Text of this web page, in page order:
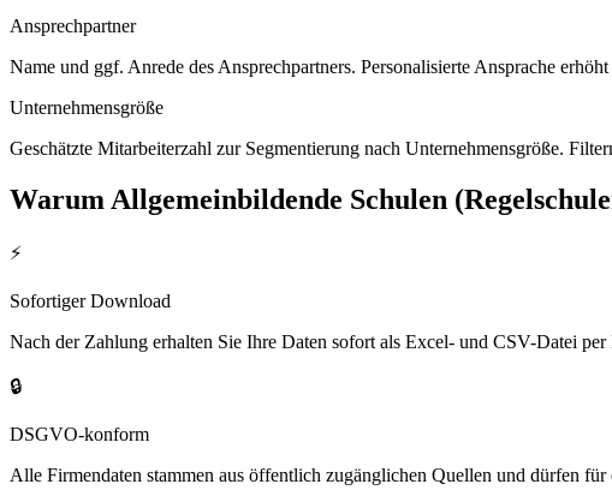
Ansprechpartner
Name und ggf. Anrede des Ansprechpartners. Personalisierte Ansprache
Unternehmensgröße
Geschätzte Mitarbeiterzahl zur Segmentierung nach Unternehmensgröße.
Warum Allgemeinbildende Schulen
⚡
Sofortiger Download
Nach der Zahlung erhalten Sie Ihre Daten sofort als Excel- und CSV-Datei
🔒
DSGVO-konform
Alle Firmendaten stammen aus öffentlich zugänglichen Quellen und dürfen